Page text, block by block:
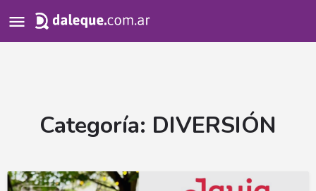
for:
Categoría: DIVERSIÓN